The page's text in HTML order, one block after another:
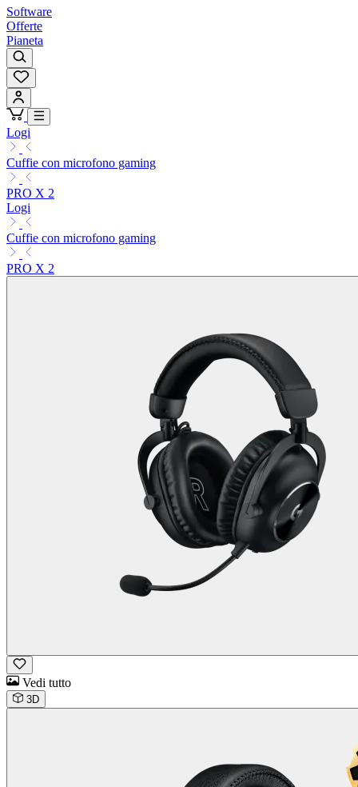
Software
Offerte
Pianeta
Logi
Cuffie con microfono gaming
PRO X 2
Logi
Cuffie con microfono gaming
PRO X 2
Vedi tutto
3D